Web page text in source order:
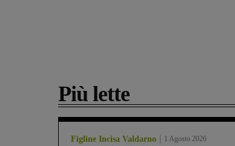
Più lette
Figline Incisa Valdarno 1 Agosto 2026